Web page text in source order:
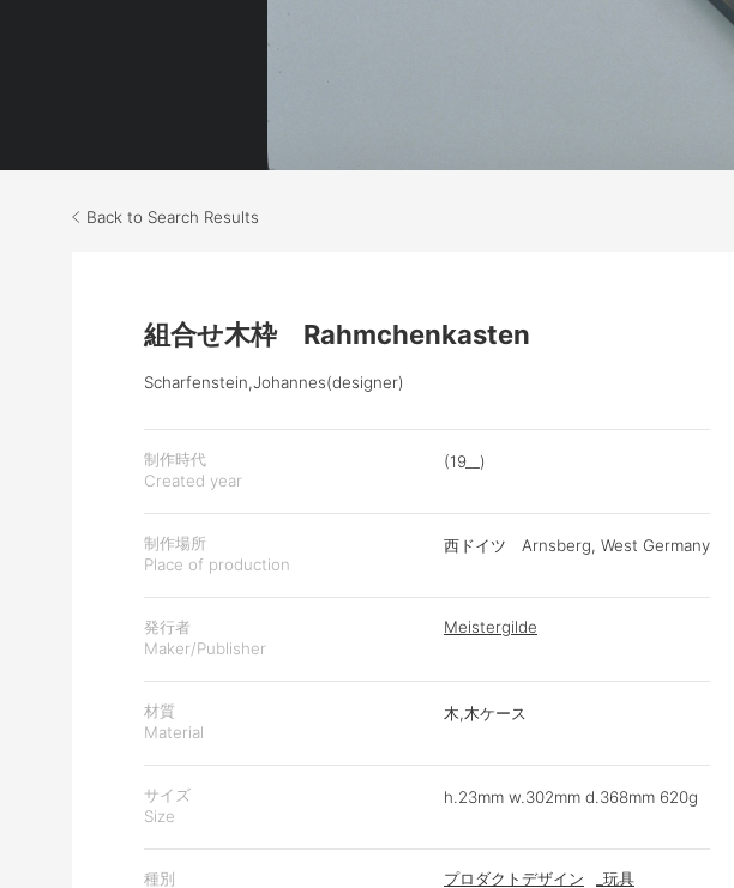
Back to Search Results
組合せ木枠 Rahmchenkasten
Scharfenstein,Johannes(designer)
制作時代
Created year
(19__)
制作場所
Place of production
西ドイツ Arnsberg, West Germany
発行者
Maker/Publisher
Meistergilde
材質
Material
木,木ケース
サイズ
Size
h.23mm w.302mm d.368mm 620g
種別 プロダクトデザイン _玩具